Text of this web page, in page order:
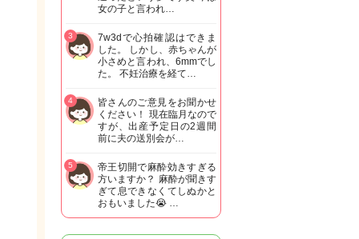
女の子と言われ…
7w3dで心拍確認はできま
した。 しかし、赤ちゃんが
小さめと言われ、6mmでし
た。 不妊治療を経て…
3
皆さんのご意見をお聞かせ
ください！ 現在臨月なので
すが、出産予定日の2週間
前に夫の送別会が…
4
帝王切開で麻酔効きすぎる
方いますか？ 麻酔が聞きす
ぎて息できなくてしぬかと
おもいました😭 …
5